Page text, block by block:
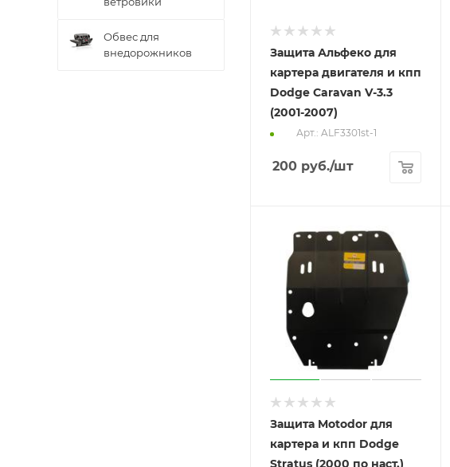
Защита Альфеко для
картера двигателя и кпп
Dodge Caravan V-3.3
(2001-2007)
Арт.: ALF3301st-1
200 руб./шт
Защита Motodor для
картера и кпп Dodge
Обвес для
внедорожников